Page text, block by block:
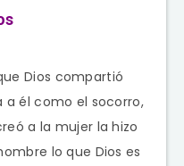
Dios compartió
a él como el socorro,
a la mujer la hizo
lo que Dios es